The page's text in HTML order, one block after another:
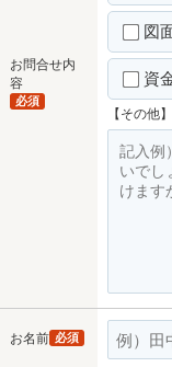
お問合せ内
容
必須
図
資
【その他】
お名前 必須